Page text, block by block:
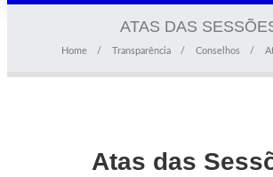
ATAS DAS
Home Transparência Conselhos
Atas das